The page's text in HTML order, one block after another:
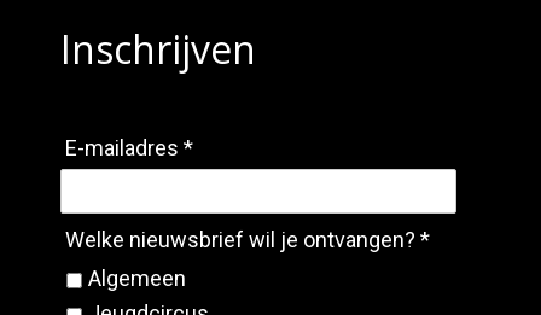
Inschrijven
E-mailadres *
Welke nieuwsbrief wil je ontvangen? *
Algemeen